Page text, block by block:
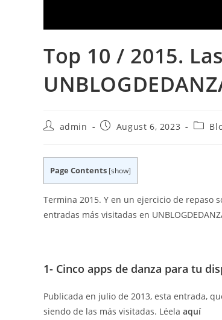
Top 10 / 2015.
Postadmin
PostAugust 6, 2023
Post
Page Contents [show]
Termina 2015. Y en un ejercicio de repaso
entradas más visitadas en
1- Cinco apps de danza para tu
Publicada en julio de 2013, esta entrada,
siendo de las más visitadas. Léela aquí